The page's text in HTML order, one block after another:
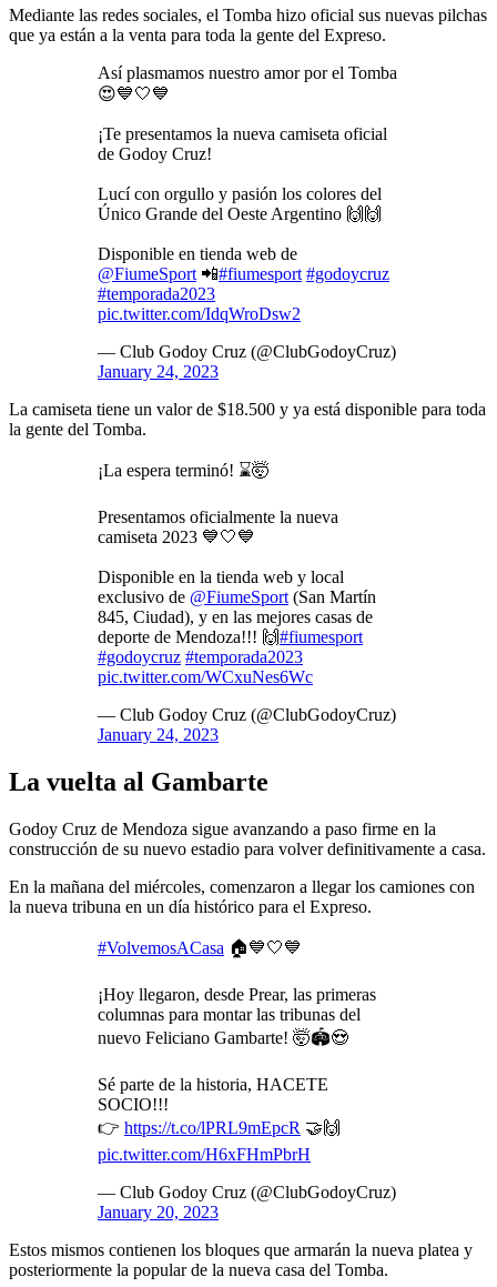
Mediante las redes sociales, el Tomba hizo oficial sus nuevas pilchas
que ya están a la venta para toda la gente del Expreso.
Así plasmamos nuestro amor por el Tomba
😍💙🤍💙
¡Te presentamos la nueva camiseta oficial
de Godoy Cruz!
Lucí con orgullo y pasión los colores del
Único Grande del Oeste Argentino 🙌🙌
Disponible en tienda web de
@FiumeSport 📲#fiumesport #godoycruz
#temporada2023
pic.twitter.com/IdqWroDsw2
— Club Godoy Cruz (@ClubGodoyCruz)
January 24, 2023
La camiseta tiene un valor de $18.500 y ya está disponible para toda
la gente del Tomba.
¡La espera terminó! ⌛🤯
Presentamos oficialmente la nueva
camiseta 2023 💙🤍💙
Disponible en la tienda web y local
exclusivo de @FiumeSport (San Martín
845, Ciudad), y en las mejores casas de
deporte de Mendoza!!! 🙌#fiumesport
#godoycruz #temporada2023
pic.twitter.com/WCxuNes6Wc
— Club Godoy Cruz (@ClubGodoyCruz)
January 24, 2023
La vuelta al Gambarte
Godoy Cruz de Mendoza sigue avanzando a paso firme en la
construcción de su nuevo estadio para volver definitivamente a casa.
En la mañana del miércoles, comenzaron a llegar los camiones con
la nueva tribuna en un día histórico para el Expreso.
#VolvemosACasa 🏠💙🤍💙
¡Hoy llegaron, desde Prear, las primeras
columnas para montar las tribunas del
nuevo Feliciano Gambarte! 🤯🏟️😍
Sé parte de la historia, HACETE
SOCIO!!!
👉 https://t.co/lPRL9mEpcR 🤝🙌
pic.twitter.com/H6xFHmPbrH
— Club Godoy Cruz (@ClubGodoyCruz)
January 20, 2023
Estos mismos contienen los bloques que armarán la nueva platea y
posteriormente la popular de la nueva casa del Tomba.